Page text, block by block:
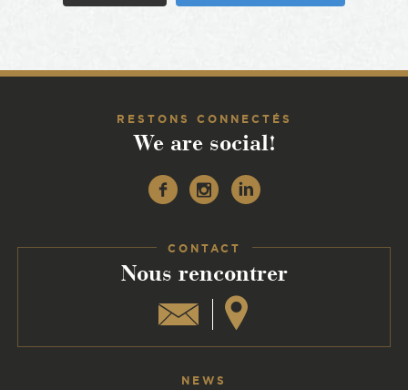
RESTONS CONNECTÉS
We are social!
CONTACT
Nous rencontrer
NEWS